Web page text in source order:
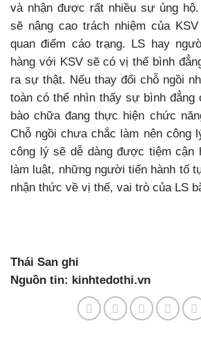
và nhận được rất nhiều sự ủng
sẽ nâng cao trách nhiệm của
quan điểm cáo trạng. LS hay
hàng với KSV sẽ có vị thế bình
ra sự thật. Nếu thay đổi chỗ ngồi
toàn có thể nhìn thấy sự bình đẳng
bào chữa đang thực hiện chức
Chỗ ngồi chưa chắc làm nên công
công lý sẽ dễ dàng được tiệm cận
làm luật, những người tiến hành tố
nhận thức về vị thế, vai trò của LS
Thái San ghi
Nguồn tin: kinhtedothi.vn